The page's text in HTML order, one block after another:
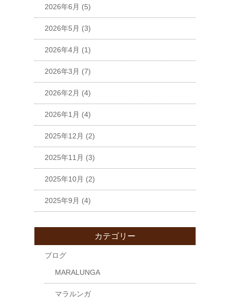
2026年6月 (5)
2026年5月 (3)
2026年4月 (1)
2026年3月 (7)
2026年2月 (4)
2026年1月 (4)
2025年12月 (2)
2025年11月 (3)
2025年10月 (2)
2025年9月 (4)
カテゴリー
ブログ
MARALUNGA
マラルンガ